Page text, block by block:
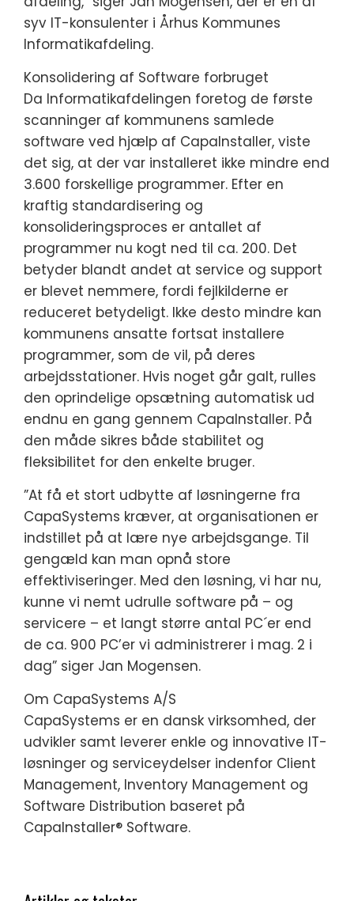
syv IT-konsulenter i Århus Kommunes
Informatikafdeling.
Konsolidering af Software forbruget
Da Informatikafdelingen foretog de første
scanninger af kommunens samlede
software ved hjælp af CapaInstaller, viste
det sig, at der var installeret ikke mindre end
3.600 forskellige programmer. Efter en
kraftig standardisering og
konsolideringsproces er antallet af
programmer nu kogt ned til ca. 200. Det
betyder blandt andet at service og support
er blevet nemmere, fordi fejlkilderne er
reduceret betydeligt. Ikke desto mindre kan
kommunens ansatte fortsat installere
programmer, som de vil, på deres
arbejdsstationer. Hvis noget går galt, rulles
den oprindelige opsætning automatisk ud
endnu en gang gennem CapaInstaller. På
den måde sikres både stabilitet og
fleksibilitet for den enkelte bruger.
”At få et stort udbytte af løsningerne fra
CapaSystems kræver, at organisationen er
indstillet på at lære nye arbejdsgange. Til
gengæld kan man opnå store
effektiviseringer. Med den løsning, vi har nu,
kunne vi nemt udrulle software på – og
servicere – et langt større antal PC´er end
de ca. 900 PC’er vi administrerer i mag. 2 i
dag” siger Jan Mogensen.
Om CapaSystems A/S
CapaSystems er en dansk virksomhed, der
udvikler samt leverer enkle og innovative IT-
løsninger og serviceydelser indenfor Client
Management, Inventory Management og
Software Distribution baseret på
CapaInstaller® Software.